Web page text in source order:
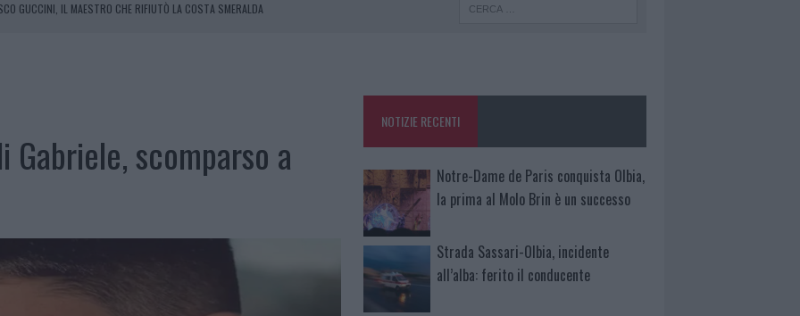
GUCCINI, IL MAESTRO CHE RIFIUTÒ LA COSTA SMERALDA
scomparso a
NOTIZIE RECENTI
Notre-Dame de Paris conquista Olbia,
la prima al Molo Brin è un successo
Strada Sassari-Olbia, incidente
all’alba: ferito il conducente